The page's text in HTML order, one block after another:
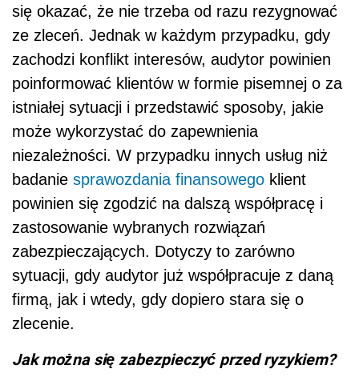
się okazać, że nie trzeba od razu rezygnować
ze zleceń. Jednak w każdym przypadku, gdy
zachodzi konflikt interesów, audytor powinien
poinformować klientów w formie pisemnej o za
istniałej sytuacji i przedstawić sposoby, jakie
może wykorzystać do zapewnienia
niezależności. W przypadku innych usług niż
badanie sprawozdania finansowego klient
powinien się zgodzić na dalszą współpracę i
zastosowanie wybranych rozwiązań
zabezpieczających. Dotyczy to zarówno
sytuacji, gdy audytor już współpracuje z daną
firmą, jak i wtedy, gdy dopiero stara się o
zlecenie.
Jak można się zabezpieczyć przed ryzykiem?